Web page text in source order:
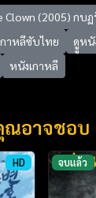
Clown (2005) กบ
าหลีซับไทย
ดููหนั
หนังเกาหลี
ณอาจชอบ
HD จบแล้ว